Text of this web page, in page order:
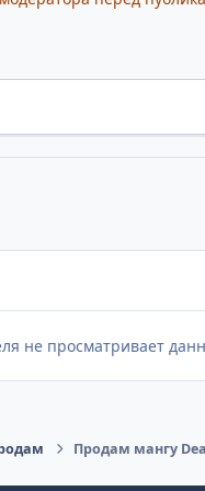
не просматривает
Продам мангу